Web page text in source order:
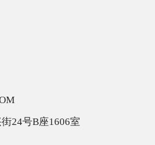
24号B座1606室